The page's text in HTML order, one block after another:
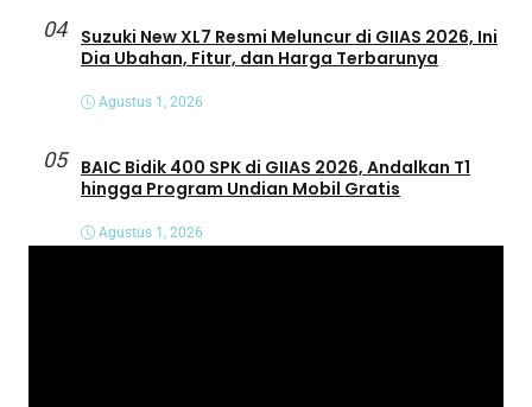
04
Suzuki New XL7 Resmi Meluncur di GIIAS 2026, Ini
Dia Ubahan, Fitur, dan Harga Terbarunya
Agustus 1, 2026
05
BAIC Bidik 400 SPK di GIIAS 2026, Andalkan T1
hingga Program Undian Mobil Gratis
Agustus 1, 2026